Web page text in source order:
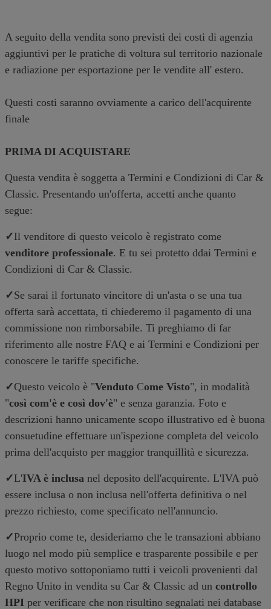
A seguito della vendita sono previsti dei costi di agenzia
aggiuntivi per le pratiche di voltura sul territorio nazionale
e radiazione per esportazione per le vendite all' estero.
Questi costi saranno ovviamente a carico dell'acquirente
finale
PRIMA DI ACQUISTARE
Questa vendita è soggetta a Termini e Condizioni di Car &
Classic. Presentando un'offerta, accetti anche quanto
segue:
✓Il venditore di questo veicolo è registrato come
venditore professionale. E tu sei protetto ddai Termini e
Condizioni di Car & Classic.
✓Se sarai il fortunato vincitore di un'asta o se una tua
offerta sarà accettata, ti chiederemo il pagamento di una
commissione non rimborsabile. Ti preghiamo di far
riferimento alle nostre FAQ e ai Termini e Condizioni per
conoscere le tariffe specifiche.
✓Questo veicolo è "Venduto Come Visto", in modalità
"così com'è e così dov'è" e senza garanzia. Foto e
descrizioni hanno unicamente scopo illustrativo ed è buona
consuetudine effettuare un'ispezione completa del veicolo
prima dell'acquisto per maggior tranquillità e sicurezza.
✓L'IVA è inclusa nel deposito dell'acquirente. L'IVA può
essere inclusa o non inclusa nell'offerta definitiva o nel
prezzo richiesto, come specificato nell'annuncio.
✓Proprio come te, desideriamo che le transazioni abbiano
luogo nel modo più semplice e trasparente possibile e per
questo motivo sottoponiamo tutti i veicoli provenienti dal
Regno Unito in vendita su Car & Classic ad un controllo
HPI per verificare che non risultino segnalati nei database